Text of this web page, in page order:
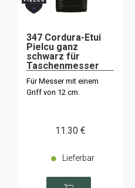
347 Cordura-Etui
Pielcu ganz
schwarz für
Taschenmesser
Für Messer mit einem
Griff von 12 cm.
11.30 €
Lieferbar